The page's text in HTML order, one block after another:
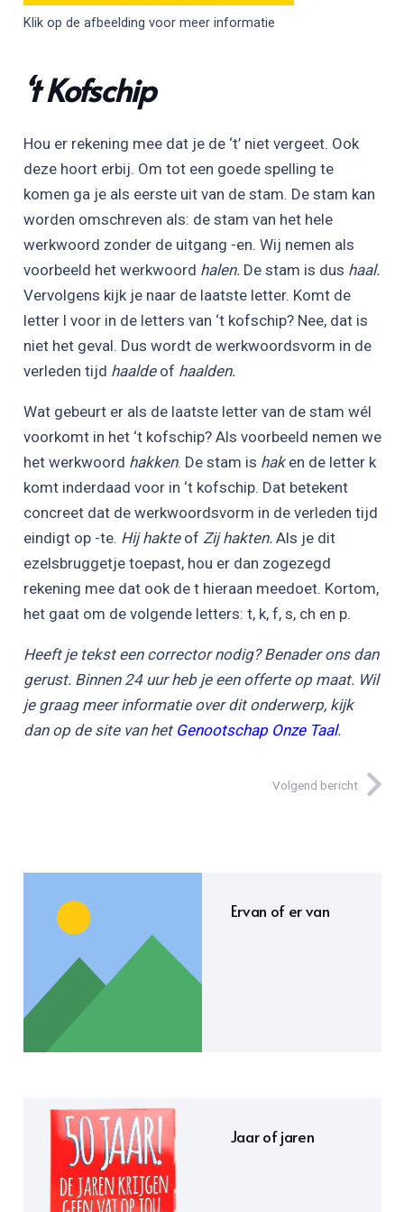
Klik op de afbeelding voor meer informatie
t Kofschip
Hou er rekening mee dat je de ‘t’ niet vergeet. Ook
deze hoort erbij. Om tot een goede spelling te
komen ga je als eerste uit van de stam. De stam kan
worden omschreven als: de stam van het hele
werkwoord zonder de uitgang -en. Wij nemen als
voorbeeld het werkwoord halen. De stam is dus haal.
Vervolgens kijk je naar de laatste letter. Komt de
letter l voor in de letters van ‘t kofschip? Nee, dat is
niet het geval. Dus wordt de werkwoordsvorm in de
verleden tijd haalde of haalden.
Wat gebeurt er als de laatste letter van de stam wél
voorkomt in het ‘t kofschip? Als voorbeeld nemen we
het werkwoord hakken. De stam is hak en de letter k
komt inderdaad voor in ‘t kofschip. Dat betekent
concreet dat de werkwoordsvorm in de verleden tijd
eindigt op -te. Hij hakte of Zij hakten. Als je dit
ezelsbruggetje toepast, hou er dan zogezegd
rekening mee dat ook de t hieraan meedoet. Kortom,
het gaat om de volgende letters: t, k, f, s, ch en p.
Heeft je tekst een corrector nodig? Benader ons dan
gerust. Binnen 24 uur heb je een offerte op maat. Wil
je graag meer informatie over dit onderwerp, kijk
dan op de site van het Genootschap Onze Taal.
Volgend bericht
Ervan of er van
Jaar of jaren